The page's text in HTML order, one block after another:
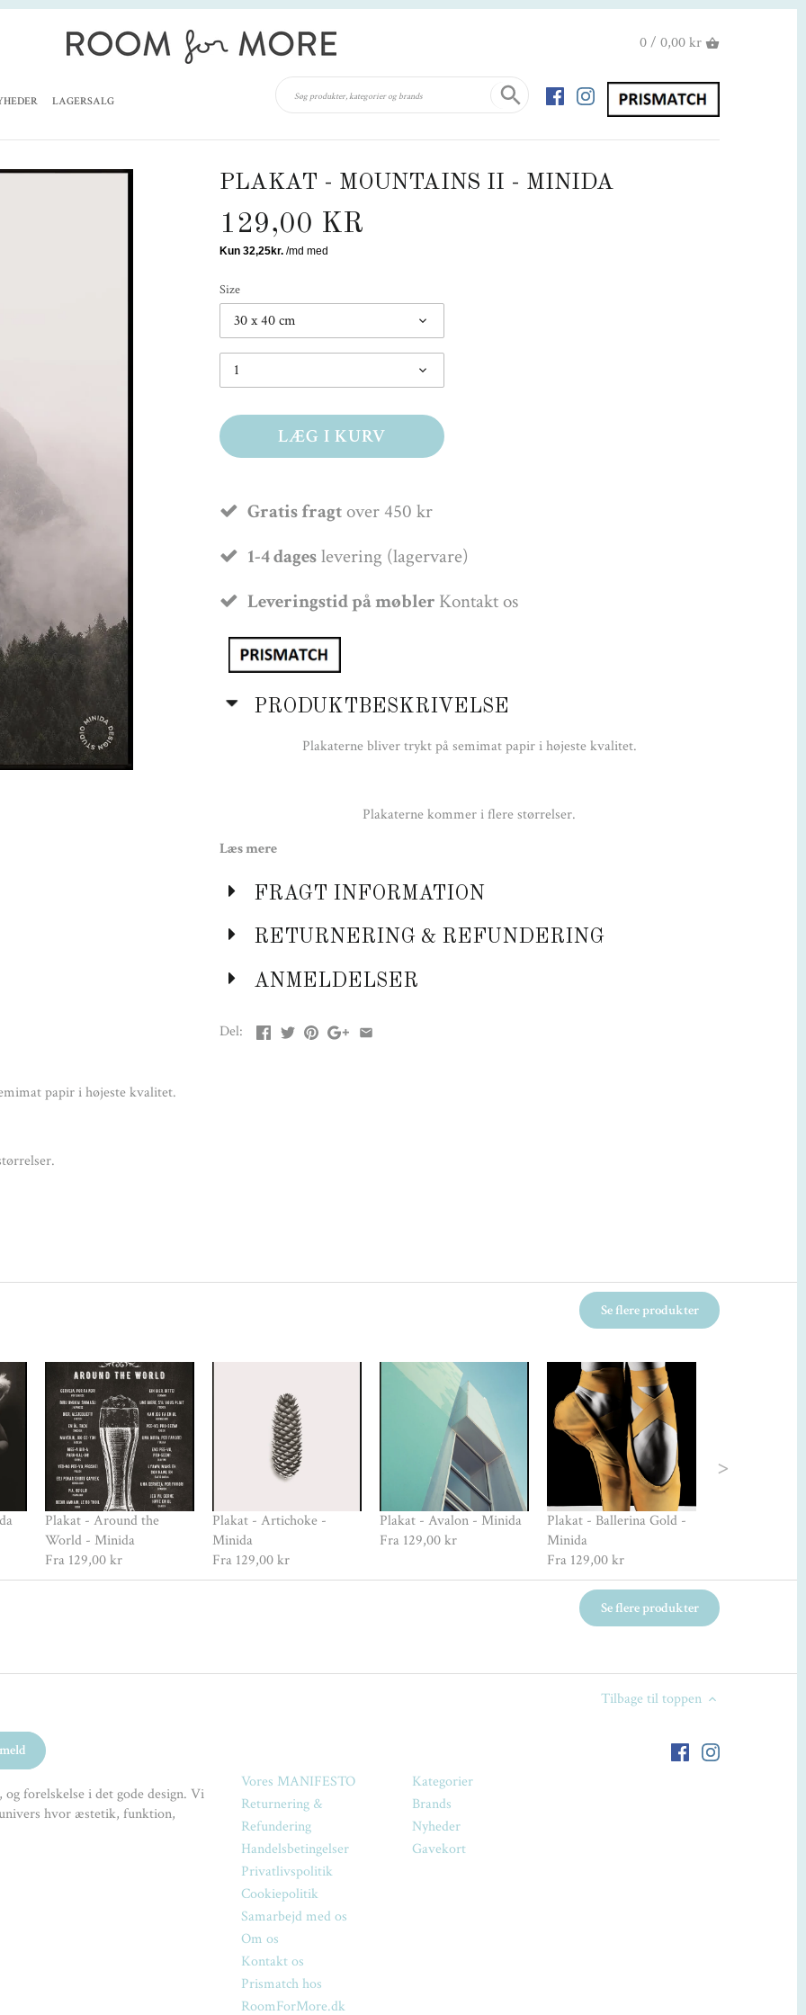
0 / 0,00 kr
LAGERSALG
PLAKAT - MOUNTAINS II - MINIDA
129,00 KR
Size
30 x 40 cm
1
LÆG I KURV
Gratis fragtover 450 kr
1-4 dageslevering (lagervare)
Leveringstid på møbler Kontakt os
PRODUKTBESKRIVELSE
Plakaterne bliver trykt på semimat papir i højeste kvalitet.
Plakaterne kommer i flere størrelser.
OBS: Leveres uden ramme.
Læs mere
FRAGT INFORMATION
RETURNERING & REFUNDERING
ANMELDELSER
Del:
papir i højeste kvalitet.
Se flere produkter
Plakat - Around the
World - Minida
Fra 129,00 kr
Plakat - Artichoke -
Minida
Fra 129,00 kr
Plakat - Avalon - Minida
Fra 129,00 kr
Plakat - Ballerina Gold -
Minida
Fra 129,00 kr
Next
Se flere produkter
Tilbage til toppen
og forelskelse i det gode design. Vi
hvor æstetik, funktion,
Vores MANIFESTO
Returnering &
Refundering
Handelsbetingelser
Privatlivspolitik
Cookiepolitik
Samarbejd med os
Om os
Kontakt os
Prismatch hos
RoomForMore.dk
Kategorier
Brands
Nyheder
Gavekort